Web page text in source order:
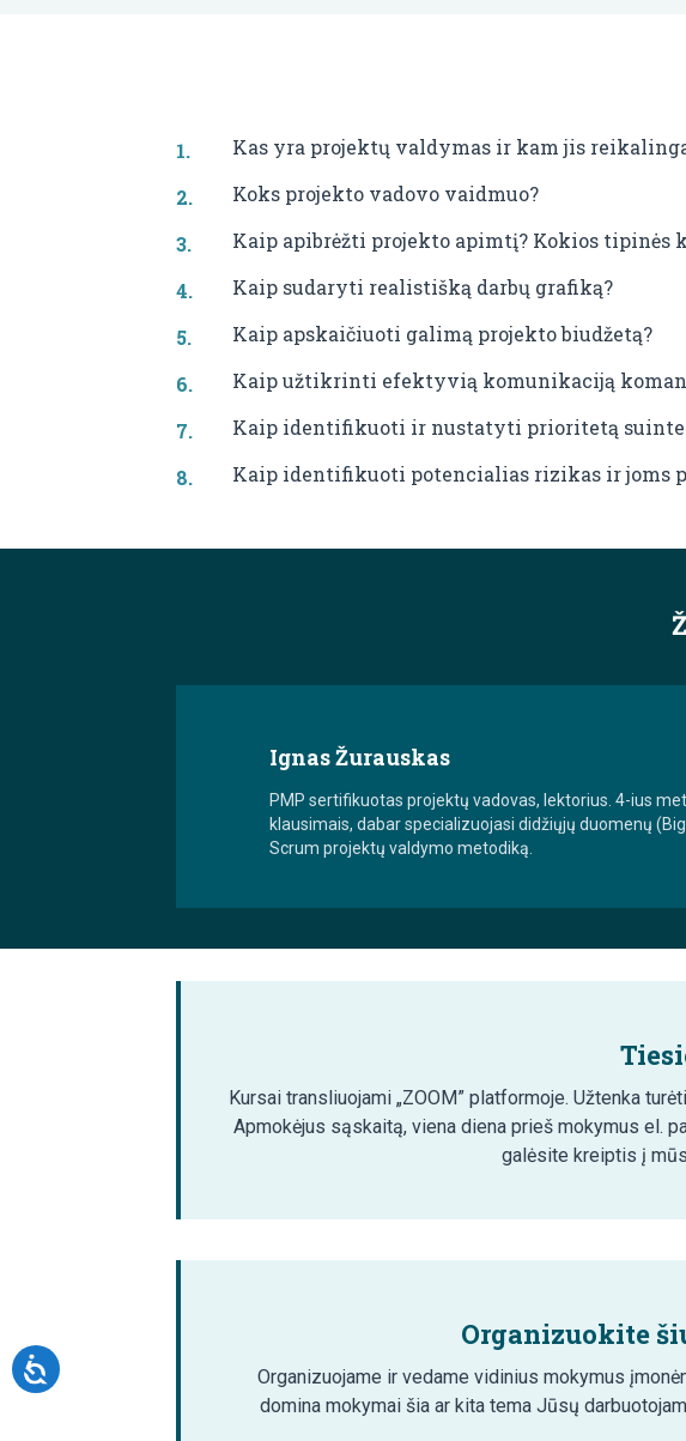
Kas yra projektų valdymas ir kam jis
Koks projekto vadovo vaidmuo?
Kaip apibrėžti projekto apimtį? Kokios tipinės
Kaip sudaryti realistišką darbų grafiką?
Kaip apskaičiuoti galimą projekto biudžetą?
Kaip užtikrinti efektyvią komunikaciją
Kaip identifikuoti ir nustatyti prioritetą
Kaip identifikuoti potencialias rizikas ir joms
Ignas Žurauskas
PMP sertifikuotas projektų vadovas, lektorius. 4-ius
klausimais, dabar specializuojasi didžiųjų duomenų
Scrum projektų valdymo metodiką.
Kursai transliuojami „ZOOM” platformoje. Užtenka
Apmokėjus sąskaitą, viena diena prieš mokymus el.
galėsite kreiptis į
Organizuokite
Organizuojame ir vedame vidinius mokymus
domina mokymai šia ar kita tema Jūsų